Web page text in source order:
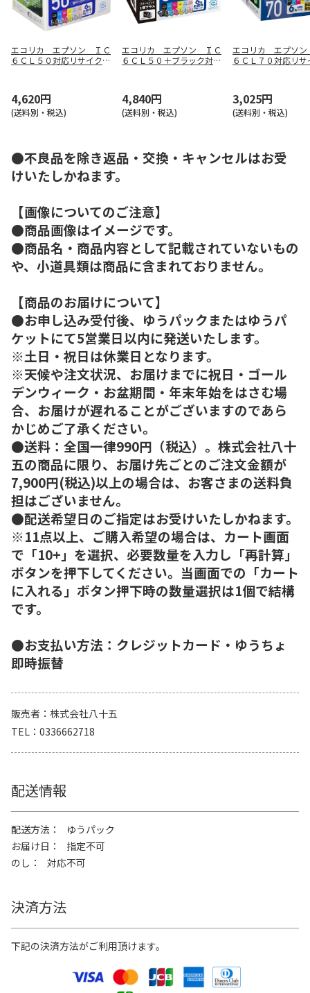
エコリカ エプソン ＩＣ
６ＣＬ５０対応リサイクル
4,620円
(送料別・税込)
エコリカ エプソン ＩＣ
６ＣＬ５０＋ブラック対応
4,840円
(送料別・税込)
エコリカ エプソ
６ＣＬ７０対応リサ
3,025円
(送料別・税込)
●不良品を除き返品・交換・キャンセルはお受
けいたしかねます。
【画像についてのご注意】
●商品画像はイメージです。
●商品名・商品内容として記載されていないもの
や、小道具類は商品に含まれておりません。
【商品のお届けについて】
●お申し込み受付後、ゆうパックまたはゆうパ
ケットにて5営業日以内に発送いたします。
※土日・祝日は休業日となります。
※天候や注文状況、お届けまでに祝日・ゴール
デンウィーク・お盆期間・年末年始をはさむ場
合、お届けが遅れることがございますのであら
かじめご了承ください。
●送料：全国一律990円（税込）。株式会社八十
五の商品に限り、お届け先ごとのご注文金額が
7,900円(税込)以上の場合は、お客さまの送料負
担はございません。
●配送希望日のご指定はお受けいたしかねます。
※11点以上、ご購入希望の場合は、カート画面
で「10+」を選択、必要数量を入力し「再計算」
ボタンを押下してください。当画面での「カート
に入れる」ボタン押下時の数量選択は1個で結構
です。
●お支払い方法：クレジットカード・ゆうちょ
即時振替
販売者
株式会社八十五
TEL
0336662718
配送情報
配送方法
ゆうパック
お届け日
指定不可
のし
対応不可
決済方法
下記の決済方法がご利用頂けます。